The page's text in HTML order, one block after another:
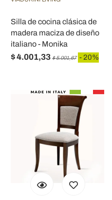
potrebbero combinarle
fornito loro o che hanno
servizi.
Silla de cocina clásica de
madera maciza de diseño
italiano - Monika
$ 4.001,33 $ 5.001,67 - 20%